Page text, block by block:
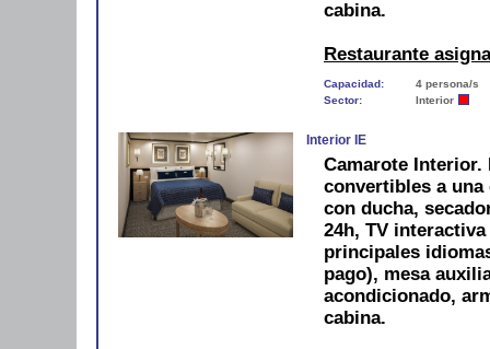
cabina.
Restaurante
Capacidad:
4 persona/s
Sector:
Interior
Interior IE
Camarote Interior.
convertibles a
con ducha,
24h, TV
principales
pago), mesa
acondicionado,
cabina.